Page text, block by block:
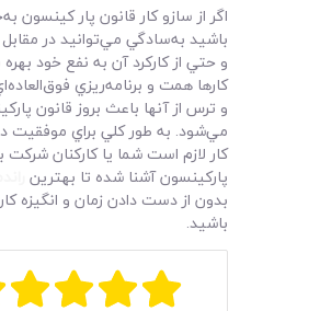
اگر از سازو کار قانون پار کينسون
باشيد به‌سادگي مي‌توانيد در
و حتي از کارکرد آن به نفع خود
کارها همت و برنامه‌ريزي
و ترس از آنها باعث بروز قانون
مي‌شود. به طور کلي براي موفقيت
کار لازم است شما يا کارکنان شرکت
پارکينسون آشنا شده تا بهترين
بدون از دست دادن زمان و انگيزه
باشيد.